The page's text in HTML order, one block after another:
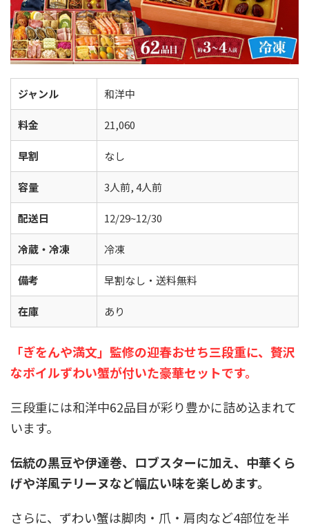
ジャンル 和洋中
料金 21,060
早割 なし
容量 3人前, 4人前
配送日 12/29~12/30
冷蔵・冷凍 冷凍
備考 早割なし・送料無料
在庫 あり
「ぎをんや満文」監修の迎春おせち三段重に、贅沢
なボイルずわい蟹が付いた豪華セットです。
三段重には和洋中62品目が彩り豊かに詰め込まれて
います。
伝統の黒豆や伊達巻、ロブスターに加え、中華くら
げや洋風テリーヌなど幅広い味を楽しめます。
さらに、ずわい蟹は脚肉・爪・肩肉など4部位を半